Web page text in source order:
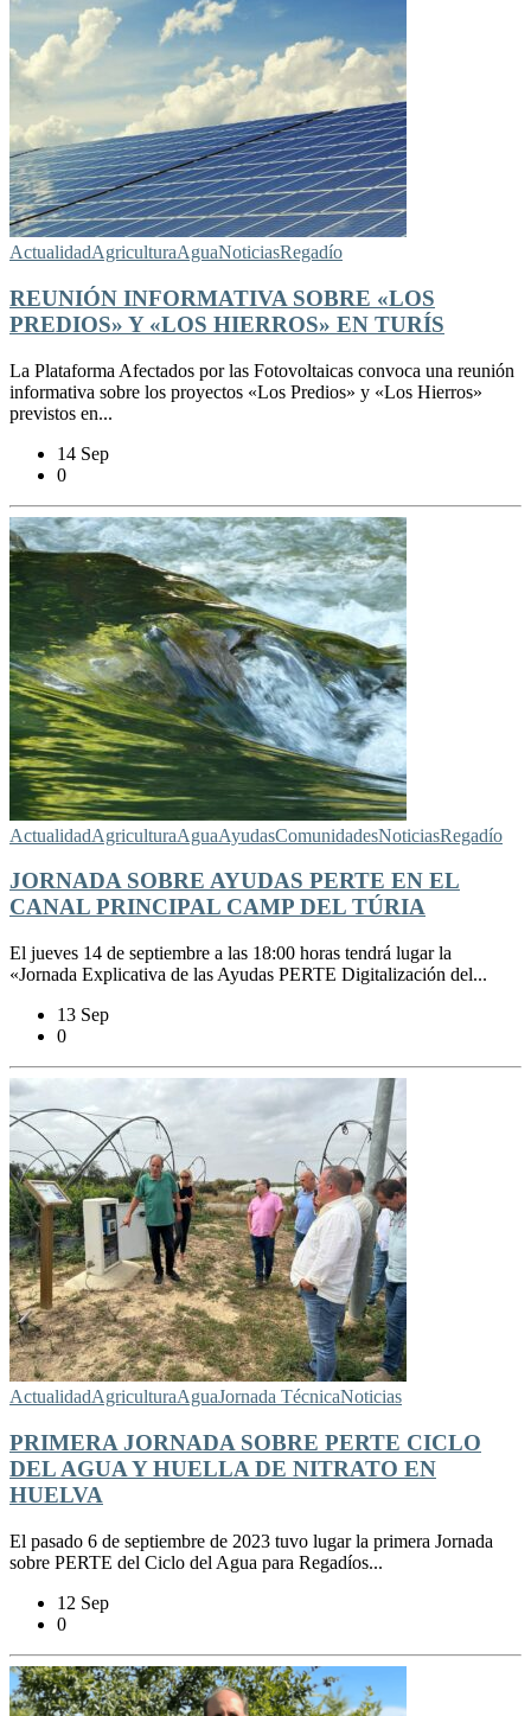
ActualidadAgriculturaAguaNoticiasRegadío
REUNIÓN INFORMATIVA SOBRE «LOS
PREDIOS» Y «LOS HIERROS» EN TURÍS
La Plataforma Afectados por las Fotovoltaicas convoca una reunión
informativa sobre los proyectos «Los Predios» y «Los Hierros»
previstos en...
14 Sep
0
ActualidadAgriculturaAguaAyudasComunidadesNoticiasRegadío
JORNADA SOBRE AYUDAS PERTE EN EL
CANAL PRINCIPAL CAMP DEL TÚRIA
El jueves 14 de septiembre a las 18:00 horas tendrá lugar la
«Jornada Explicativa de las Ayudas PERTE Digitalización del...
13 Sep
0
ActualidadAgriculturaAguaJornada TécnicaNoticias
PRIMERA JORNADA SOBRE PERTE CICLO
DEL AGUA Y HUELLA DE NITRATO EN
HUELVA
El pasado 6 de septiembre de 2023 tuvo lugar la primera Jornada
sobre PERTE del Ciclo del Agua para Regadíos...
12 Sep
0